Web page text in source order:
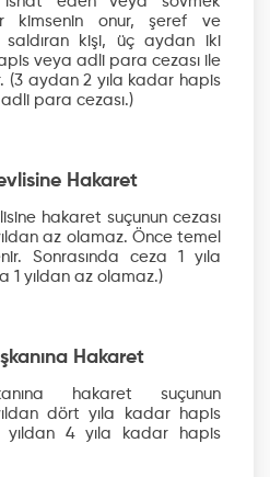
kimsenin onur, şeref ve
saldıran kişi, üç aydan iki
veya adli para cezası ile
(3 aydan 2 yıla kadar hapis
para cezası.)
Hakaret
hakaret suçunun cezası
az olamaz. Önce temel
Sonrasında ceza 1 yıla
1 yıldan az olamaz.)
Hakaret
hakaret suçunun
dört yıla kadar hapis
yıldan 4 yıla kadar hapis